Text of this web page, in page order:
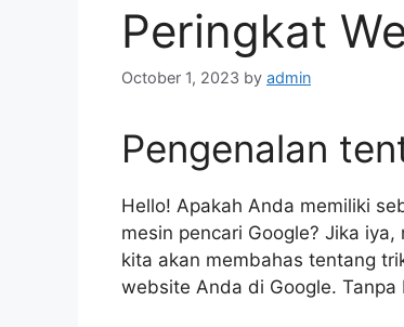
Peringkat
October 1, 2023 by admin
Pengenalan
Hello! Apakah Anda memiliki
mesin pencari Google? Jika
kita akan membahas tentang
website Anda di Google.